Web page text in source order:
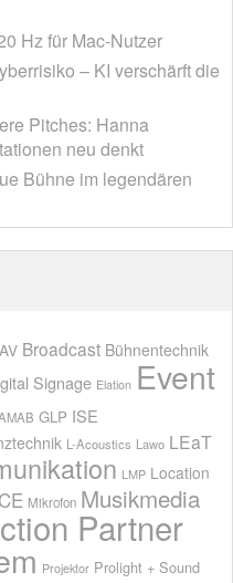
Hz für Mac-Nutzer
– KI verschärft die
Pitches: Hanna
neu denkt
Bühne im legendären
AV Broadcast Bühnentechnik
Signage Elation Event
GLP ISE
L-Acoustics Lawo LEaT
LMP Location
Mikrofon Musikmedia
Partner
Projektor Prolight + Sound